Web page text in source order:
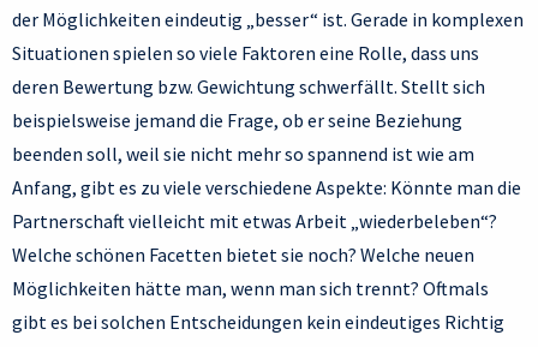
der Möglichkeiten eindeutig „besser“ ist. Gerade in komplexen
Situationen spielen so viele Faktoren eine Rolle, dass uns
deren Bewertung bzw. Gewichtung schwerfällt. Stellt sich
beispielsweise jemand die Frage, ob er seine Beziehung
beenden soll, weil sie nicht mehr so spannend ist wie am
Anfang, gibt es zu viele verschiedene Aspekte: Könnte man die
Partnerschaft vielleicht mit etwas Arbeit „wiederbeleben“?
Welche schönen Facetten bietet sie noch? Welche neuen
Möglichkeiten hätte man, wenn man sich trennt? Oftmals
gibt es bei solchen Entscheidungen kein eindeutiges Richtig